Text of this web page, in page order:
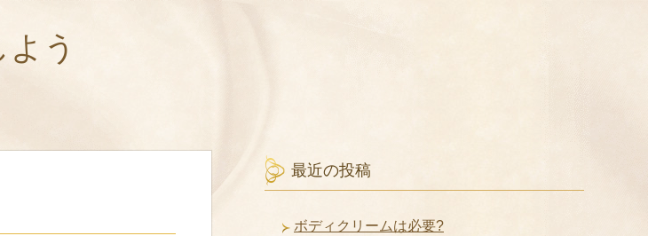
う
最近の投稿
ボディクリームは必要?